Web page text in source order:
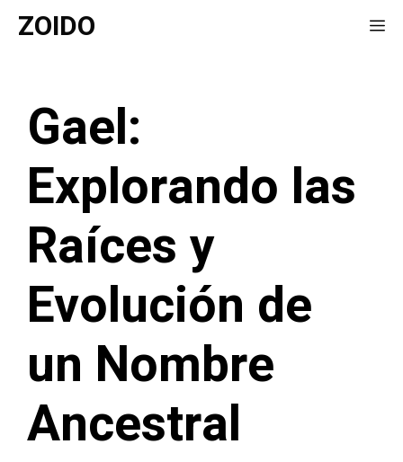
Saltar
ZOIDO
Gael:
Explorando las
Raíces y
Evolución de
un Nombre
Ancestral